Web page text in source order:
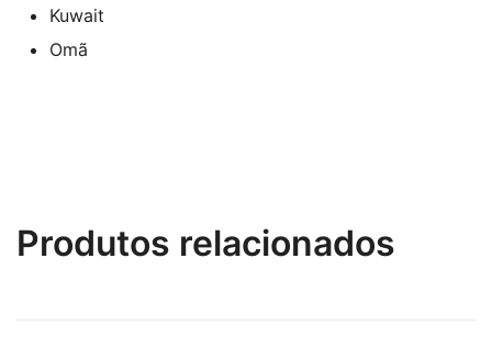
Kuwait
Omã
Produtos relacionados